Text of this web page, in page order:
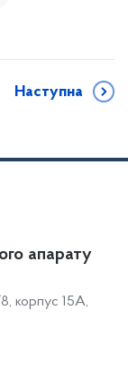
Наступна
апарату
корпус 15А,